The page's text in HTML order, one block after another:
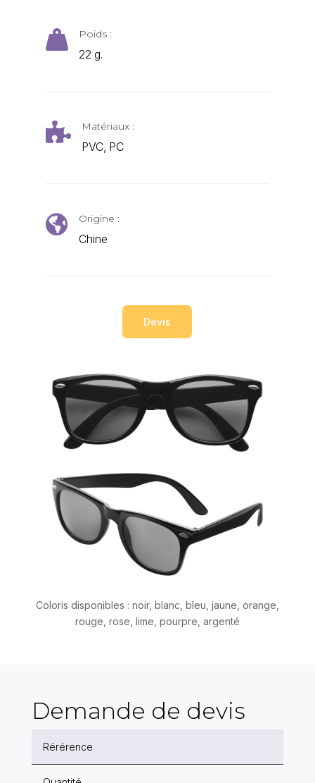
 Poids :
22 g.
 Matériaux :
PVC, PC
 Origine :
Chine
Devis
Coloris disponibles : noir, blanc, bleu, jaune, orange,
rouge, rose, lime, pourpre, argenté
Demande de devis